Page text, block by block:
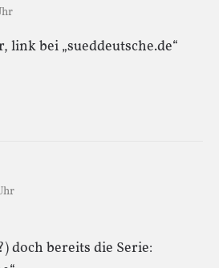
link bei „sueddeutsche.de“
doch bereits die Serie: